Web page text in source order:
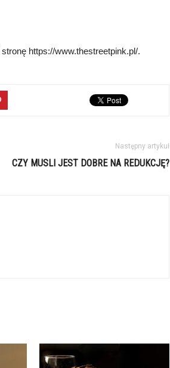
https://www.thestreetpink.pl/.
Następny artykuł
CZY MUSLI JEST DOBRE NA REDUKCJĘ?